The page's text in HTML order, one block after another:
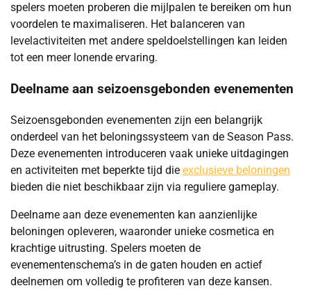
spelers moeten proberen die mijlpalen te bereiken om hun
voordelen te maximaliseren. Het balanceren van
levelactiviteiten met andere speldoelstellingen kan leiden
tot een meer lonende ervaring.
Deelname aan seizoensgebonden evenementen
Seizoensgebonden evenementen zijn een belangrijk
onderdeel van het beloningssysteem van de Season Pass.
Deze evenementen introduceren vaak unieke uitdagingen
en activiteiten met beperkte tijd die exclusieve beloningen
bieden die niet beschikbaar zijn via reguliere gameplay.
Deelname aan deze evenementen kan aanzienlijke
beloningen opleveren, waaronder unieke cosmetica en
krachtige uitrusting. Spelers moeten de
evenementenschema’s in de gaten houden en actief
deelnemen om volledig te profiteren van deze kansen.